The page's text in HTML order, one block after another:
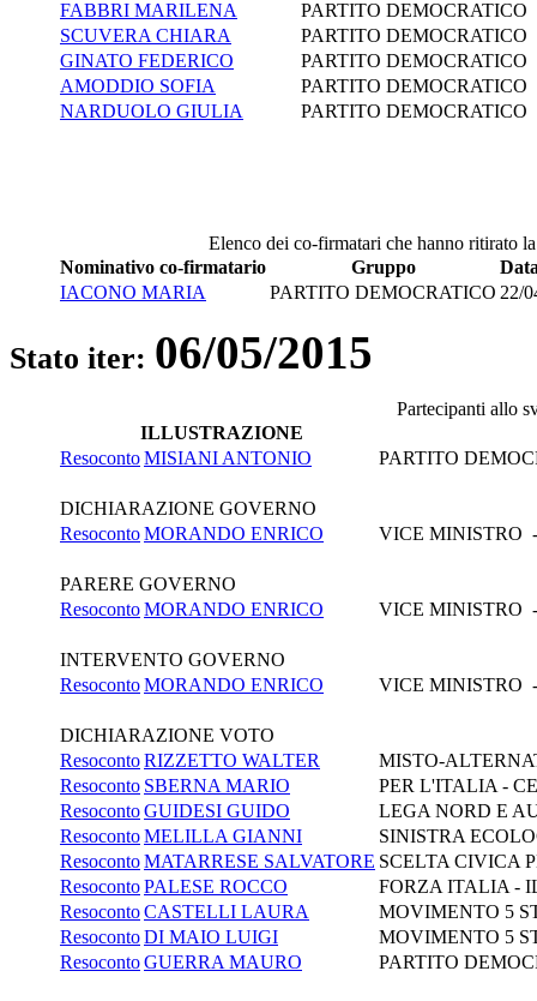
FABBRI MARILENA
PARTITO DEMOCRATICO
SCUVERA CHIARA
PARTITO DEMOCRATICO
GINATO FEDERICO
PARTITO DEMOCRATICO
AMODDIO SOFIA
PARTITO DEMOCRATICO
NARDUOLO GIULIA
PARTITO DEMOCRATICO
Elenco dei co-firmatari che hanno ritirato
Nominativo co-firmatario
Gruppo
IACONO MARIA
PARTITO DEMOCRATICO 22/
Stato iter: 06/05/2015
Partecipanti allo
ILLUSTRAZIONE
ResocontoMISIANI ANTONIO PARTITO
DICHIARAZIONE GOVERNO
ResocontoMORANDO ENRICO VICE MINISTRO
PARERE GOVERNO
ResocontoMORANDO ENRICO VICE MINISTRO
INTERVENTO GOVERNO
ResocontoMORANDO ENRICO VICE MINISTRO
DICHIARAZIONE VOTO
ResocontoRIZZETTO WALTER
MISTO-
Resoconto SBERNA MARIO
PER L'ITALIA -
ResocontoGUIDESI GUIDO
LEGA NORD E
ResocontoMELILLA GIANNI
SINISTRA
ResocontoMATARRESE SALVATORE SCELTA CIVICA
ResocontoPALESE ROCCO
FORZA ITALIA -
ResocontoCASTELLI LAURA
MOVIMENTO 5
ResocontoDI MAIO LUIGI
MOVIMENTO 5
ResocontoGUERRA MAURO PARTITO